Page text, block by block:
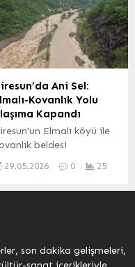
Belediyesi’nden
Mesajları MHP...
kazası, 4 kişinin
kaybetmesine ve
kişinin yaralanmasına
oldu. Kazada
kaybedenlerin
İsmail Kır, Furkan
Yıldız, İnci Yıldız ve
Yıldız olarak
Yaralılardan
hayati tehlikesinin
ettiği öğrenildi.
Yolu’nda
Ani Sel:
Kovanlık Yolu
Kapandı
Elmalı köyü ile
beldesi
riski nedeniyle
su debisinin
29.05.2026 0 25
son dakika gelişmeleri,